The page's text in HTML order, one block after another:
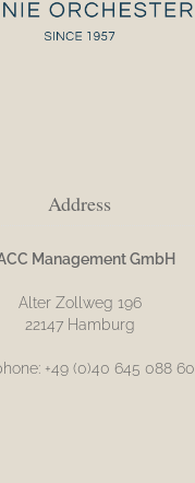
Address
Management GmbH
Alter Zollweg 196
22147 Hamburg
+49 (0)40 645 088 60